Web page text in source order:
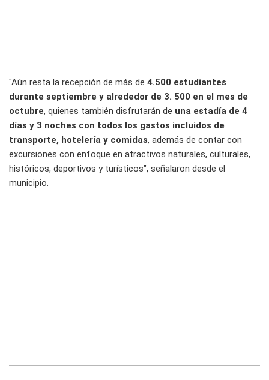
"Aún resta la recepción de más de 4.500 estudiantes
durante septiembre y alrededor de 3. 500 en el mes de
octubre, quienes también disfrutarán de una estadía de 4
días y 3 noches con todos los gastos incluidos de
transporte, hotelería y comidas, además de contar con
excursiones con enfoque en atractivos naturales, culturales,
históricos, deportivos y turísticos", señalaron desde el
municipio.